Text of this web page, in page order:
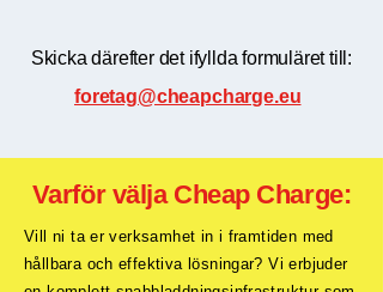
Skicka därefter det ifyllda formuläret till:
foretag@cheapcharge.eu
Varför välja Cheap Charge:
Vill ni ta er verksamhet in i framtiden med
hållbara och effektiva lösningar? Vi erbjuder